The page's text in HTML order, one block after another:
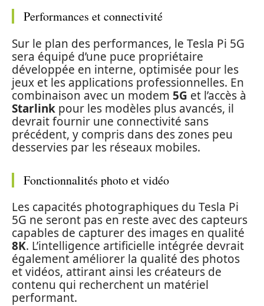
Performances et connectivité
Sur le plan des performances, le Tesla Pi 5G
sera équipé d’une puce propriétaire
développée en interne, optimisée pour les
jeux et les applications professionnelles. En
combinaison avec un modem 5G et l’accès à
Starlink pour les modèles plus avancés, il
devrait fournir une connectivité sans
précédent, y compris dans des zones peu
desservies par les réseaux mobiles.
Fonctionnalités photo et vidéo
Les capacités photographiques du Tesla Pi
5G ne seront pas en reste avec des capteurs
capables de capturer des images en qualité
8K. L’intelligence artificielle intégrée devrait
également améliorer la qualité des photos
et vidéos, attirant ainsi les créateurs de
contenu qui recherchent un matériel
performant.